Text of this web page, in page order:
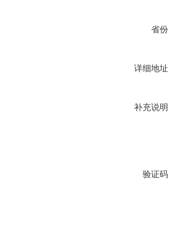
省份
详细地址
补充说明
验证码